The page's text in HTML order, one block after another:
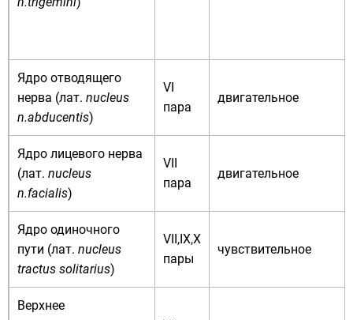
Ядро отводящего
нерва (лат. nucleus
n.abducentis)
VI
пара
двигательное
Ядро лицевого нерва
(лат. nucleus
n.facialis)
VII
пара
двигательное
Ядро одиночного
пути (лат. nucleus
tractus solitarius)
VII,IX,X
пары
чувствительное
Верхнее